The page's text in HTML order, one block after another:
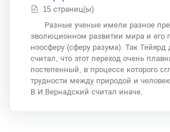
15 страниц(ы)
Разные ученые имели разное
эволюционном развитии мира и его
ноосферу (сферу разума). Так
считал, что этот переход очень
постепенный, в процессе которого
трудности между природой и
В.И.Вернадский считал иначе.